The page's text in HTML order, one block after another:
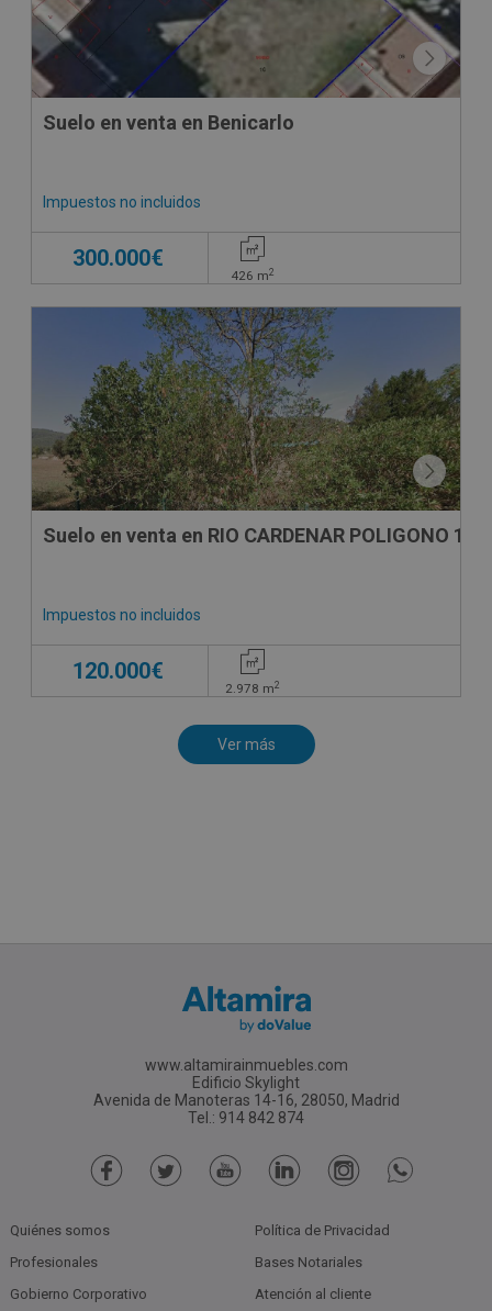
Suelo en venta en Benicarlo
Impuestos no incluidos
300.000€
426 m2
Suelo en venta en RIO CARDENAR POLIGONO 16,
Impuestos no incluidos
120.000€
2.978 m2
www.altamirainmuebles.com
Edificio Skylight
Avenida de Manoteras 14-16, 28050, Madrid
Tel.: 914 842 874
Quiénes somos
Profesionales
Gobierno Corporativo
Política de Privacidad
Bases Notariales
Atención al cliente